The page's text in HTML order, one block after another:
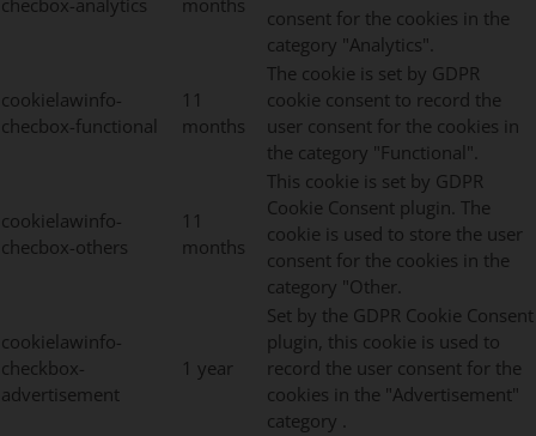
checbox-analytics
months
consent for the cookies in the
category "Analytics".
cookielawinfo-
checbox-functional
11
months
The cookie is set by GDPR
cookie consent to record the
user consent for the cookies in
the category "Functional".
cookielawinfo-
checbox-others
11
months
This cookie is set by GDPR
Cookie Consent plugin. The
cookie is used to store the user
consent for the cookies in the
category "Other.
cookielawinfo-
checkbox-
advertisement
1 year
Set by the GDPR Cookie Consent
plugin, this cookie is used to
record the user consent for the
cookies in the "Advertisement"
category .